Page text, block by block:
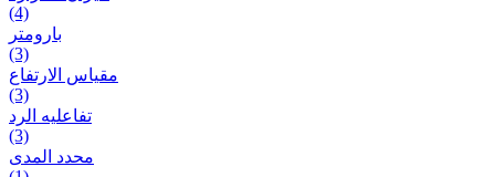
(4)
بارومتر
(3)
مقياس الارتفاع
(3)
تفاعلیه الرد
(3)
محدد المدى